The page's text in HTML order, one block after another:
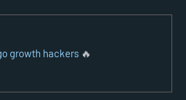
growth hackers 🔥